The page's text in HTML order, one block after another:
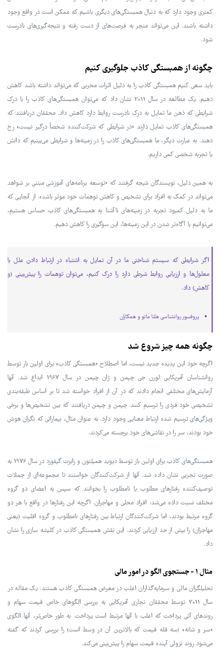
کمتری وجود دارد که به دنبال همبستگی‌های دیگری باشیم که ممکن است در واقع وجود
داشته باشند. این می‌تواند منجر به فرصت‌های از دست رفته و نتیجه‌گیری‌های نادرست
شود.
چگونه از همبستگی کاذب جلوگیری کنیم
باید سعی کنیم همبستگی کاذب را به دلیل اثرات مخربی که می‌تواند داشته باشد کاهش
دهیم. یک مطالعه در سال 2011 نشان داد که می‌توان همبستگی‌های کاذب را با درک
شرایطی که ذهن ما تمایل به درک نادرست روابط دارد کاهش داد. محققان دریافتند که
همبستگی‌های کاذب تمایل دارند «در شرایطی که شرکت‌کننده شخصاً درگیر نیست» رخ
دهند. به عبارت دیگر، ما همبستگی‌های کاذب را در زمینه‌ها و شرایطی می‌بینیم که دانش
یا تجربه شخصی کمی داریم.
به همین دلیل، نویسندگان نتیجه گرفتند که «توسعه برنامه‌های آموزشی مبتنی بر شواهد
می‌تواند در کمک به افراد برای تشخیص و کاهش توهمات خود موثر باشد». از آنجایی که
ما به دلیل کمبود تجربه در زمینه‌های ناآشنا به همبستگی‌های کاذب حساس هستیم،
می‌توانیم با آگاه‌تر شدن در این زمینه‌ها، این سوگیری را کاهش دهیم.
اگر شرایطی که سیستم شناختی ما در آن تمایل به اشتباه در ارتباط دادن علل با
معلول‌ها و ارزیابی روابط شرطی دارد را درک کنیم، می‌توان توهمات را پیش‌بینی (و
کاهش) داد.
پروفسور روانشناسی هلنا ماتو و همکاران
چگونه همه چیز شروع شد
اگرچه خود این پدیده جدید نیست، اما اصطلاح «همبستگی کاذب» برای اولین بار توسط
روانشناسان آمریکایی لورن جی چپمن و ژان چپمن در سال 1967 ابداع شد. آنها
آزمایش‌های مختلفی انجام دادند که در آن از افراد خواسته شد تا بر اساس طبقه‌بندی
تشخیصی خود فردی را ترسیم کنند. چپمن و چپمن دریافتند که بین تشخیص‌ها و برخی
ویژگی‌های ترسیم شده ارتباط معنایی وجود دارد. به عنوان مثال، بیمارانی که نگران هوش
خود بودند، سر را در نقاشی‌های خود برجسته می‌کردند.
همبستگی‌های کاذب برای اولین بار توسط دیوید همیلتون و رابرت گیفورد در سال 1976 به
صورت تجربی نشان داده شد. آنها از شرکت‌کنندگان خواستند تا مجموعه‌ای از جملات
توصیف‌کننده رفتارهای مطلوب یا نامطلوب را بخوانند که سپس به اعضای دو گروه
مختلف نسبت داده می‌شد: افراد محلی و مهاجران. اگرچه این رفتارها در واقع با هر دو
گروه مرتبط بودند، اما شرکت‌کنندگان ارتباط بین رفتارهای نامطلوب و گروه اقلیت (یعنی
مهاجران) را بیش از حد ارزیابی کردند. این نقش همبستگی کاذب در کلیشه سازی را نشان
داد.
مثال 1 - جستجوی الگو در امور مالی
تحلیلگران مالی و سرمایه‌گذاران اغلب در معرض همبستگی کاذب هستند. یک مقاله در
سال 2011 توسط محققان تجاری آمریکایی به بررسی الگوهای خاص قیمت سهام و
روندهای آتی پرداخت که اغلب با آنها مرتبط است پرداخت. به طور خاص‌تر، آنها الگوی
«سر و شانه» (سه قله قیمت که بالاترین آن در وسط است) را بررسی کردند که گفته
می‌شود روند نزولی آینده قیمت سهام را پیش‌بینی می‌کند.